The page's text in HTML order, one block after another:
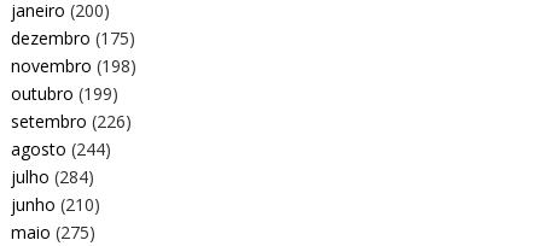
janeiro (200)
dezembro (175)
novembro (198)
outubro (199)
setembro (226)
agosto (244)
julho (284)
junho (210)
maio (275)